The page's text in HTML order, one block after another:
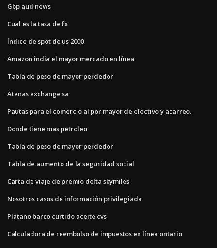
Gbp aud news
Cual es la tasa de fx
Índice de spot de us 2000
Amazon india el mayor mercado en línea
Tabla de peso de mayor perdedor
Atenas exchange sa
Pautas para el comercio al por mayor de efectivo y acarreo.
Donde tiene mas petroleo
Tabla de peso de mayor perdedor
Tabla de aumento de la seguridad social
Carta de viaje de premio delta skymiles
Nosotros casos de información privilegiada
Plátano barco curtido aceite cvs
Calculadora de reembolso de impuestos en línea ontario